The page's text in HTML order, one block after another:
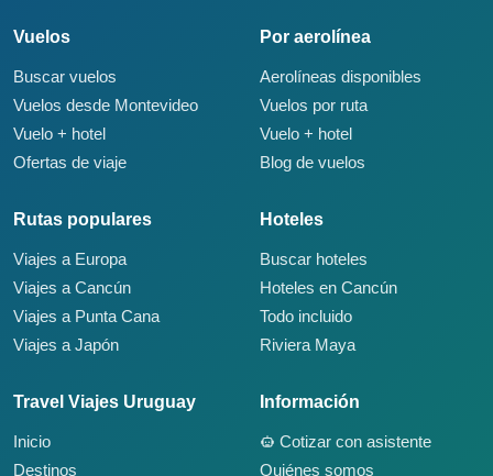
Vuelos
Buscar vuelos
Vuelos desde Montevideo
Vuelo + hotel
Ofertas de viaje
Por aerolínea
Aerolíneas disponibles
Vuelos por ruta
Vuelo + hotel
Blog de vuelos
Rutas populares
Viajes a Europa
Viajes a Cancún
Viajes a Punta Cana
Viajes a Japón
Hoteles
Buscar hoteles
Hoteles en Cancún
Todo incluido
Riviera Maya
Travel Viajes Uruguay
Inicio
Destinos
Información
Cotizar con asistente
Quiénes somos